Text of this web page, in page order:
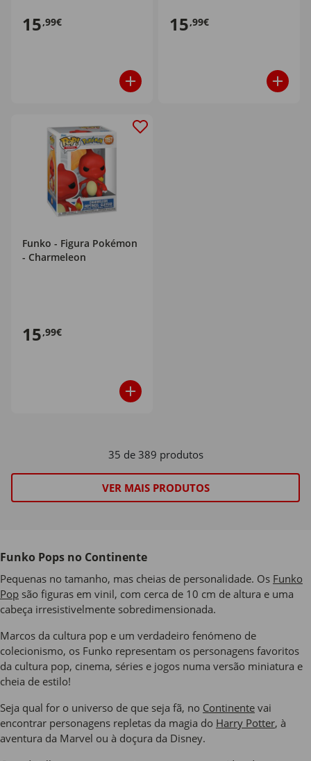
15,99€ 15,99€
Funko - Figura Pokémon
- Charmeleon
15,99€
35 de 389 produtos
VER MAIS PRODUTOS
Funko Pops no Continente
Pequenas no tamanho, mas cheias de personalidade. Os Funko
Pop são figuras em vinil, com cerca de 10 cm de altura e uma
cabeça irresistivelmente sobredimensionada.
Marcos da cultura pop e um verdadeiro fenómeno de
colecionismo, os Funko representam os personagens favoritos
da cultura pop, cinema, séries e jogos numa versão miniatura e
cheia de estilo!
Seja qual for o universo de que seja fã, no Continente vai
encontrar personagens repletas da magia do Harry Potter, à
aventura da Marvel ou à doçura da Disney.